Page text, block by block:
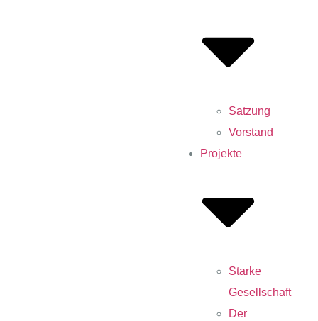
Satzung
Vorstand
Projekte
Starke
Gesellschaft
Der